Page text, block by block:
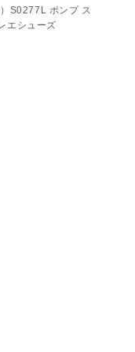
S0277L ポンプ ス
エシューズ